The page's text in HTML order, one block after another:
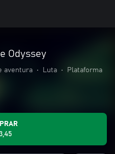
Odyssey
aventura • Luta • Plataforma